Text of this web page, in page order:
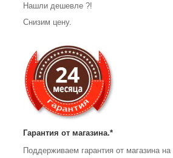
Нашли дешевле ?!
Снизим цену.
Гарантия от магазина.*
Поддерживаем гарантия от магазина